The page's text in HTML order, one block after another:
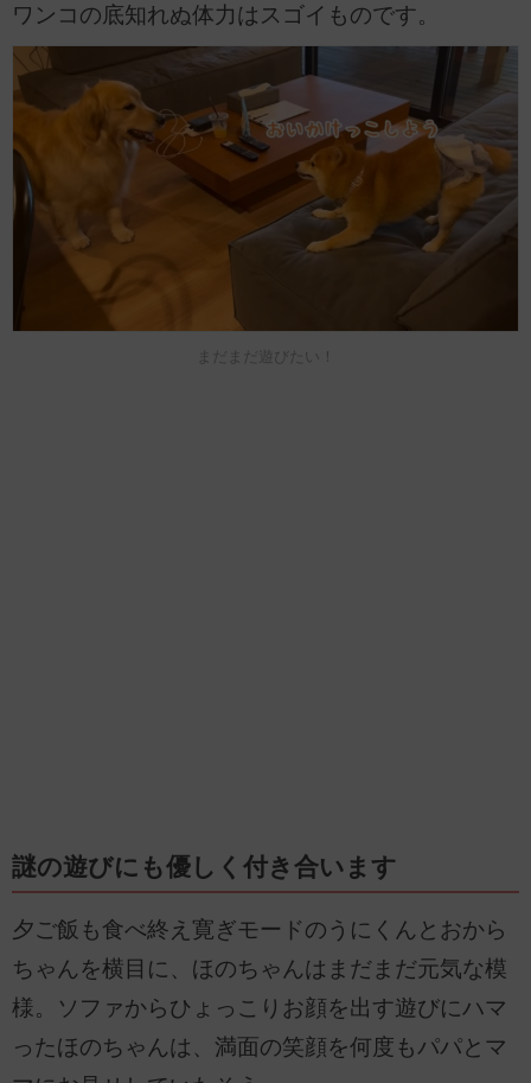
ワンコの底知れぬ体力はスゴイものです。
まだまだ遊びたい！
謎の遊びにも優しく付き合います
夕ご飯も食べ終え寛ぎモードのうにくんとおから
ちゃんを横目に、ほのちゃんはまだまだ元気な模
様。ソファからひょっこりお顔を出す遊びにハマ
ったほのちゃんは、満面の笑顔を何度もパパとマ